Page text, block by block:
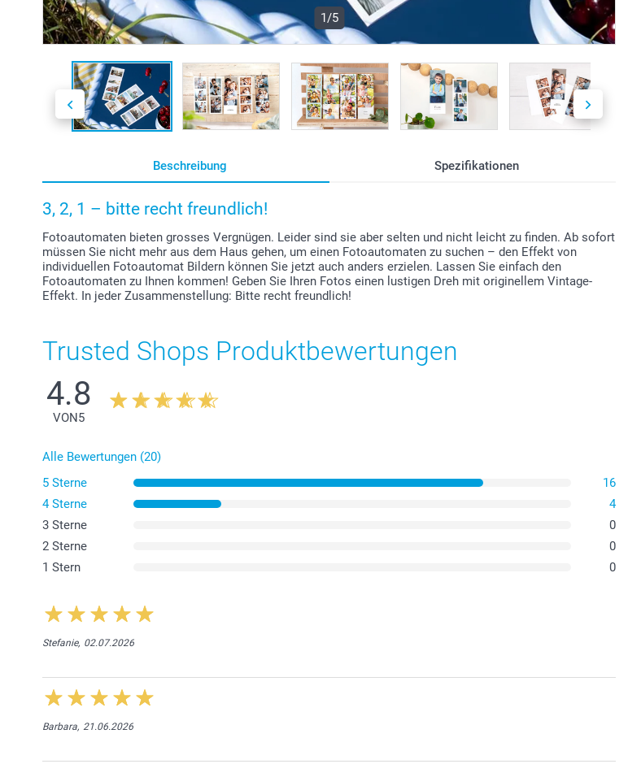
1/5
Beschreibung Spezifikationen
3, 2, 1 – bitte recht freundlich!
Fotoautomaten bieten grosses Vergnügen. Leider sind sie aber selten und nicht leicht zu finden. Ab sofort
müssen Sie nicht mehr aus dem Haus gehen, um einen Fotoautomaten zu suchen – den Effekt von
individuellen Fotoautomat Bildern können Sie jetzt auch anders erzielen. Lassen Sie einfach den
Fotoautomaten zu Ihnen kommen! Geben Sie Ihren Fotos einen lustigen Dreh mit originellem Vintage-
Effekt. In jeder Zusammenstellung: Bitte recht freundlich!
Trusted Shops Produktbewertungen
4.8
VON5
Alle Bewertungen (20)
5 Sterne
16
4 Sterne
4
3 Sterne
0
2 Sterne
0
1 Stern
0
Stefanie, 02.07.2026
Barbara, 21.06.2026